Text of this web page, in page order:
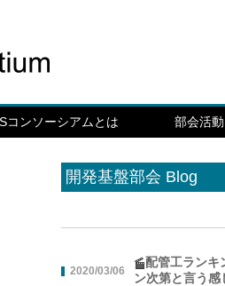
コンソーシアムとは 部会活動
開発基盤部会 Blog
2020/03/06
配管工ランキ
ン次第と言う感